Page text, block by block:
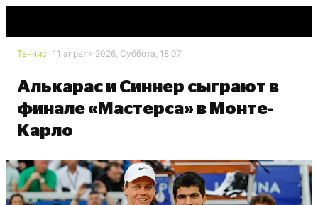
Теннис 11 апреля 2026, Суббота, 18:07
Алькарас и Синнер сыграют в
финале «Мастерса» в Монте-
Карло